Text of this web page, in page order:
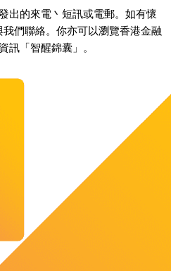
出的來電丶短訊或電郵。如有懷
我們聯絡。你亦可以瀏覽香港金融
訊「智醒錦囊」。